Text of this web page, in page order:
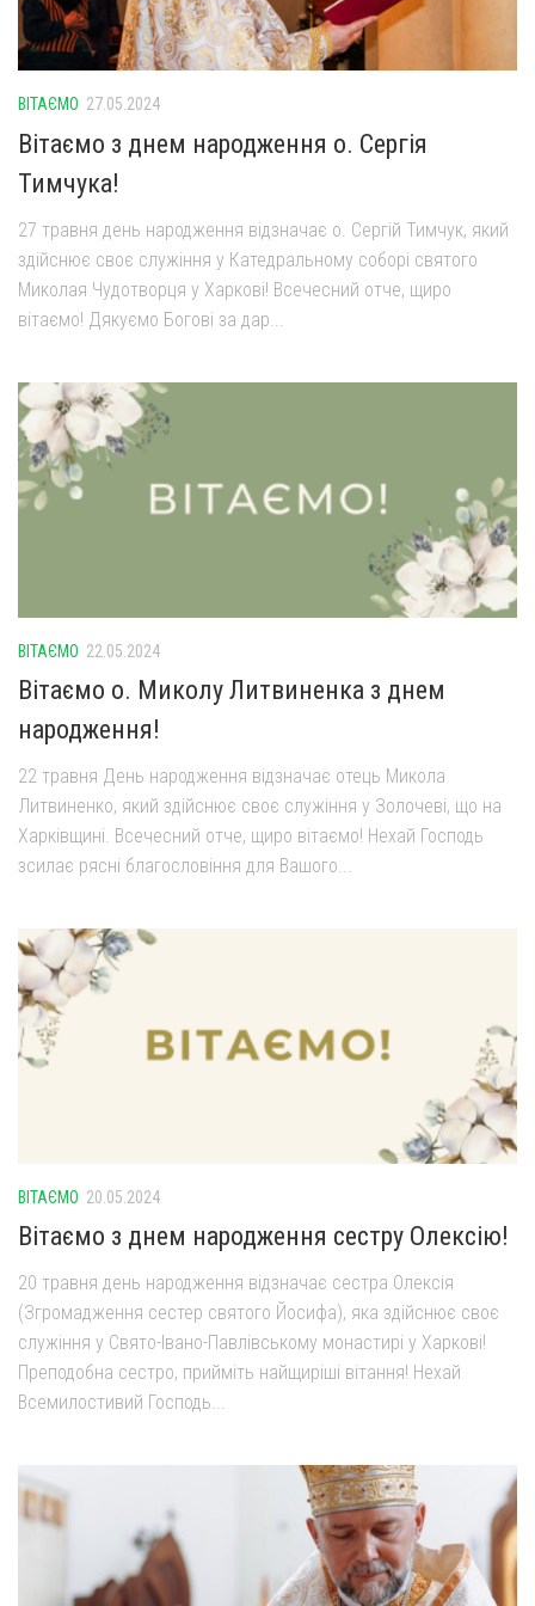
Св. Йосифа ОПДМ
Монастир сестер милосердя Св. Вінкентія. Дім Милосердя
Святого Василія Великого
Комісії
Катехитична комісія
Комісія у справах молоді
Комісія у справах родини
Комісія з питань душпастирства охорони здоров’я
Квіти Слобожанщини
Харківщина
Полтавщина
Трансляції
ВІТАЄМО 27.05.2024
Вітаємо з днем народження о. Сергія
Тимчука!
27 травня день народження відзначає о. Сергій Тимчук, який
здійснює своє служіння у Катедральному соборі святого
Миколая Чудотворця у Харкові! Всечесний отче, щиро
вітаємо! Дякуємо Богові за дар...
ВІТАЄМО 22.05.2024
Вітаємо о. Миколу Литвиненка з днем
народження!
22 травня День народження відзначає отець Микола
Литвиненко, який здійснює своє служіння у Золочеві, що на
Харківщині. Всечесний отче, щиро вітаємо! Нехай Господь
зсилає рясні благословіння для Вашого...
ВІТАЄМО 20.05.2024
Вітаємо з днем народження сестру Олексію!
20 травня день народження відзначає сестра Олексія
(Згромадження сестер святого Йосифа), яка здійснює своє
служіння у Свято-Івано-Павлівському монастирі у Харкові!
Преподобна сестро, прийміть найщиріші вітання! Нехай
Всемилостивий Господь...